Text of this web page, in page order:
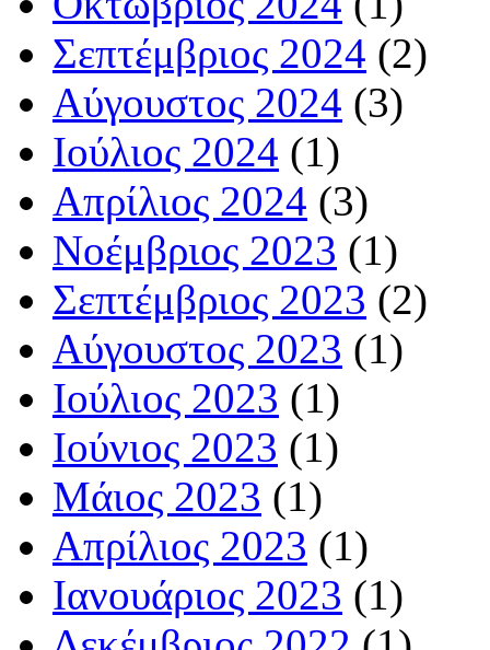
Σεπτέμβριος 2024 (2)
Αύγουστος 2024 (3)
Ιούλιος 2024 (1)
Απρίλιος 2024 (3)
Νοέμβριος 2023 (1)
Σεπτέμβριος 2023 (2)
Αύγουστος 2023 (1)
Ιούλιος 2023 (1)
Ιούνιος 2023 (1)
Μάιος 2023 (1)
Απρίλιος 2023 (1)
Ιανουάριος 2023 (1)